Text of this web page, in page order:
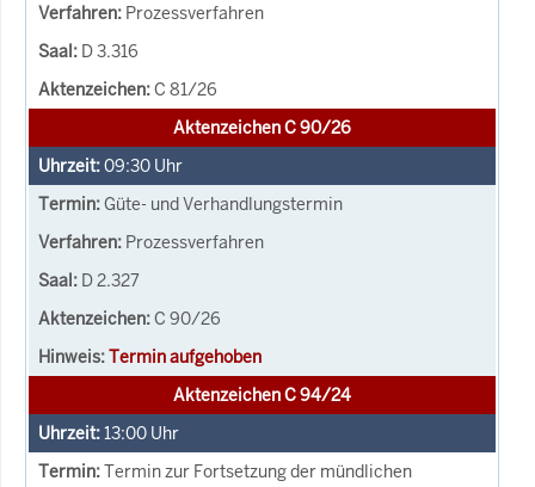
Prozessverfahren
D 3.316
C 81/26
Aktenzeichen C 90/26
09:30 Uhr
Güte- und Verhandlungstermin
Prozessverfahren
D 2.327
C 90/26
Termin aufgehoben
Aktenzeichen C 94/24
13:00 Uhr
Termin zur Fortsetzung der mündlichen